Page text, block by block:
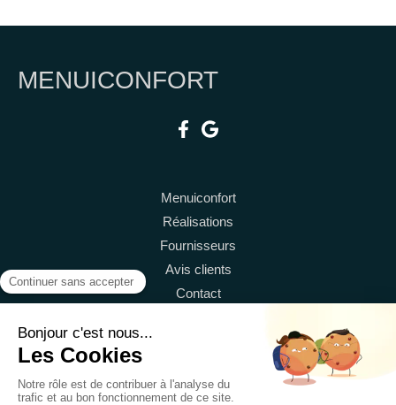
MENUICONFORT
Menuiconfort
Réalisations
Fournisseurs
Avis clients
Contact
Demander un devis